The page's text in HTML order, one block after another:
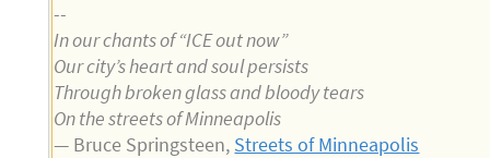
--
In our chants of “ICE out now”
Our city’s heart and soul persists
Through broken glass and bloody tears
On the streets of Minneapolis
— Bruce Springsteen, Streets of Minneapolis